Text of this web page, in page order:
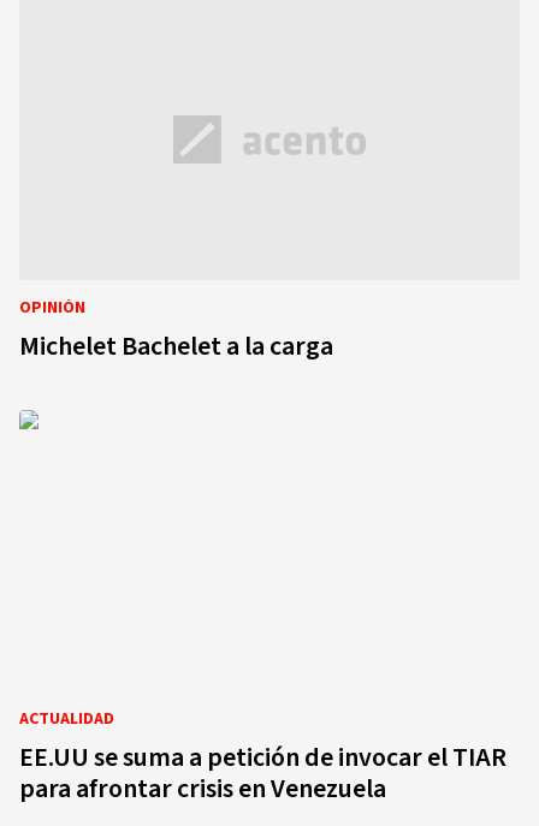
OPINIÓN
Michelet Bachelet a la carga
ACTUALIDAD
EE.UU se suma a petición de invocar el TIAR
para afrontar crisis en Venezuela